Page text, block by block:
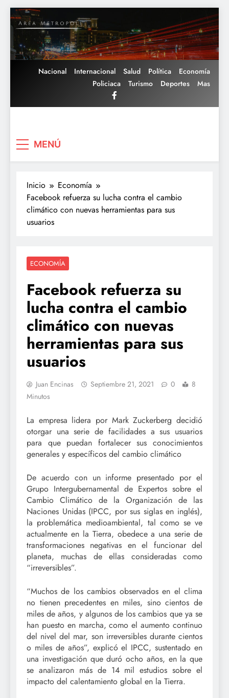
Saltar
al
contenido
Nacional Internacional Salud Política
Economía
Policiaca
Turismo Deportes Mas
MENÚ
Inicio
Economía
Facebook refuerza su lucha contra el cambio
climático con nuevas herramientas para sus
usuarios
ECONOMÍA
Facebook refuerza su
lucha contra el cambio
climático con nuevas
herramientas para sus
usuarios
Juan Encinas Septiembre 21, 2021 0
8
Minutos
La empresa lidera por Mark Zuckerberg decidió
otorgar una serie de facilidades a sus usuarios
para que puedan fortalecer sus conocimientos
generales y específicos del cambio climático
De acuerdo con un informe presentado por el
Grupo Intergubernamental de Expertos sobre el
Cambio Climático de la Organización de las
Naciones Unidas (IPCC, por sus siglas en inglés),
la problemática medioambiental, tal como se ve
actualmente en la Tierra, obedece a una serie de
transformaciones negativas en el funcionar del
planeta, muchas de ellas consideradas como
“irreversibles”.
“Muchos de los cambios observados en el clima
no tienen precedentes en miles, sino cientos de
miles de años, y algunos de los cambios que ya se
han puesto en marcha, como el aumento continuo
del nivel del mar, son irreversibles durante cientos
o miles de años”, explicó el IPCC, sustentado en
una investigación que duró ocho años, en la que
se analizaron más de 14 mil estudios sobre el
impacto del calentamiento global en la Tierra.